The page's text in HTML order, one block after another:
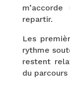
repartir.
Les
rythme
restent
du